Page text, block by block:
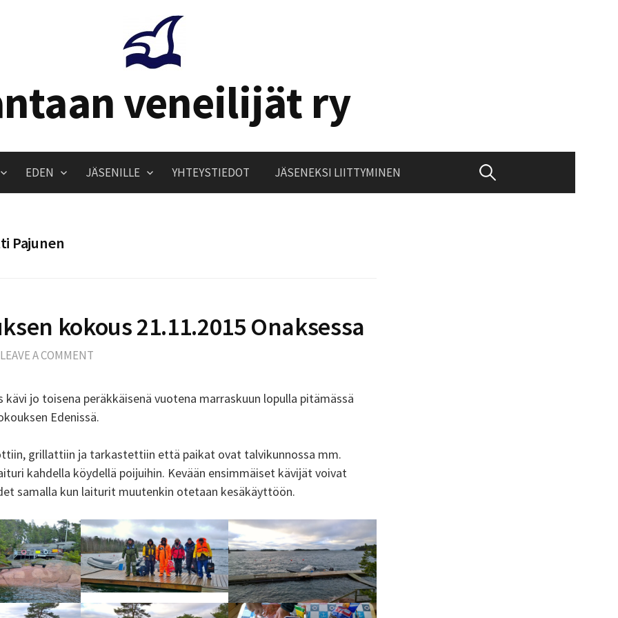
veneilijät ry
EDEN JÄSENILLE YHTEYSTIEDOT JÄSENEKSI LIITTYMINEN Haku:
Pajunen
kokous 21.11.2015 Onaksessa
LEAVE A COMMENT
kävi jo toisena peräkkäisenä vuotena marraskuun lopulla pitämässä
Edenissä.
grillattiin ja tarkastettiin että paikat ovat talvikunnossa mm.
kahdella köydellä poijuihin. Kevään ensimmäiset kävijät voivat
samalla kun laiturit muutenkin otetaan kesäkäyttöön.